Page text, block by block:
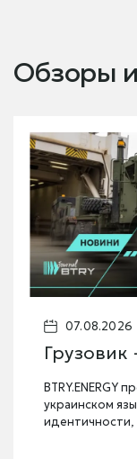
Обзоры
07.08.2026
Грузовик
BTRY.ENERGY
украинском
идентичности,